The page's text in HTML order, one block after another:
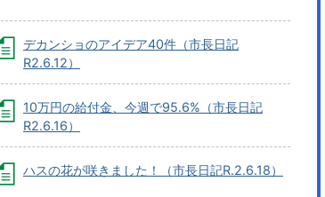
デカンショのアイデア40件（市長日記
R2.6.12）
10万円の給付金、今週で95.6%（市長日記
R2.6.16）
ハスの花が咲きました！（市長日記R.2.6.18）